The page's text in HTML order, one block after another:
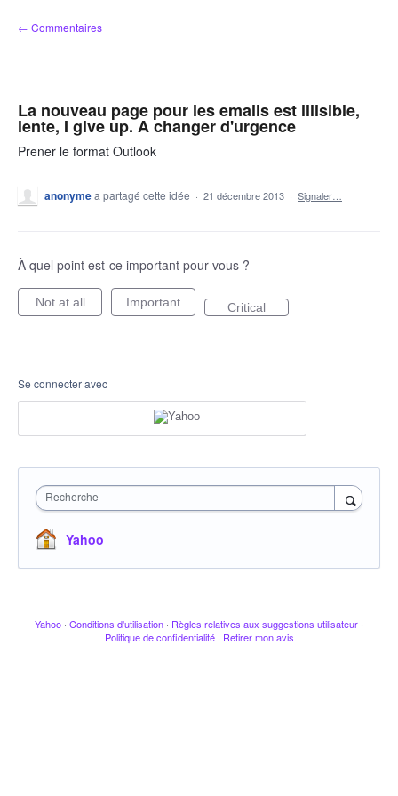
Aller
au
← Commentaires
La nouveau page pour les emails est illisible,
lente, I give up. A changer d'urgence
Prener le format Outlook
anonymea partagé cette idée · 21 décembre 2013 · Signaler…
À quel point est-ce important pour vous ?
Not at all Important Critical
Se connecter avec
Recherche
Yahoo
Yahoo · Conditions d'utilisation · Règles relatives aux suggestions utilisateur ·
Politique de confidentialité · Retirer mon avis